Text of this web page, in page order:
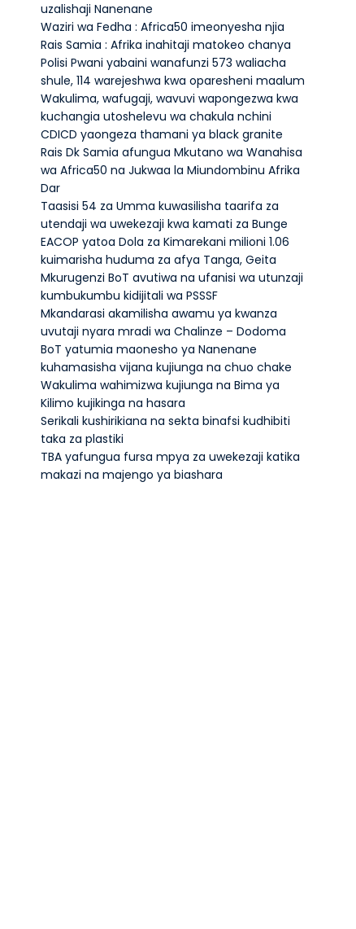
uzalishaji Nanenane
Waziri wa Fedha : Africa50 imeonyesha njia
Rais Samia : Afrika inahitaji matokeo chanya
Polisi Pwani yabaini wanafunzi 573 waliacha
shule, 114 warejeshwa kwa oparesheni maalum
Wakulima, wafugaji, wavuvi wapongezwa kwa
kuchangia utoshelevu wa chakula nchini
CDICD yaongeza thamani ya black granite
Rais Dk Samia afungua Mkutano wa Wanahisa
wa Africa50 na Jukwaa la Miundombinu Afrika
Dar
Taasisi 54 za Umma kuwasilisha taarifa za
utendaji wa uwekezaji kwa kamati za Bunge
EACOP yatoa Dola za Kimarekani milioni 1.06
kuimarisha huduma za afya Tanga, Geita
Mkurugenzi BoT avutiwa na ufanisi wa utunzaji
kumbukumbu kidijitali wa PSSSF
Mkandarasi akamilisha awamu ya kwanza
uvutaji nyara mradi wa Chalinze – Dodoma
BoT yatumia maonesho ya Nanenane
kuhamasisha vijana kujiunga na chuo chake
Wakulima wahimizwa kujiunga na Bima ya
Kilimo kujikinga na hasara
Serikali kushirikiana na sekta binafsi kudhibiti
taka za plastiki
TBA yafungua fursa mpya za uwekezaji katika
makazi na majengo ya biashara